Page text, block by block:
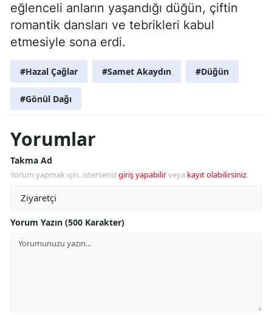
eğlenceli anların yaşandığı düğün, çiftin
romantik dansları ve tebrikleri kabul
etmesiyle sona erdi.
#Hazal Çağlar #Samet Akaydın #Düğün
#Gönül Dağı
Yorumlar
Takma Ad
Yorum yapmak için, istersenizgiriş yapabilirveya kayıt olabilirsiniz.
Yorum Yazın (500 Karakter)